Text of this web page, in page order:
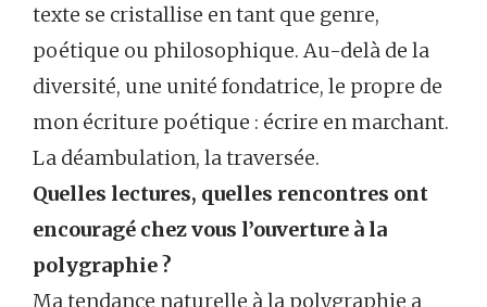
texte se cristallise en tant que genre,
poétique ou philosophique. Au-delà de la
diversité, une unité fondatrice, le propre de
mon écriture poétique : écrire en marchant.
La déambulation, la traversée.
Quelles lectures, quelles rencontres ont
encouragé chez vous l’ouverture à la
polygraphie ?
Ma tendance naturelle à la polygraphie a